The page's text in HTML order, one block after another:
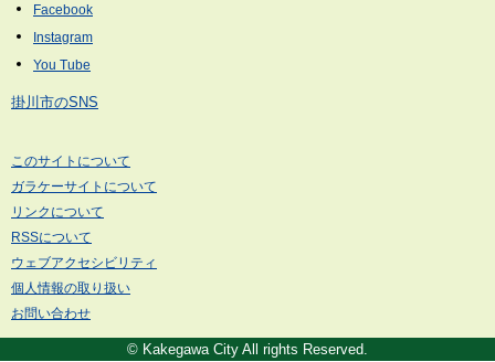
掛川市のSNS
このサイトについて
ガラケーサイトについて
リンクについて
RSSについて
ウェブアクセシビリティ
個人情報の取り扱い
お問い合わせ
© Kakegawa City All rights Reserved.